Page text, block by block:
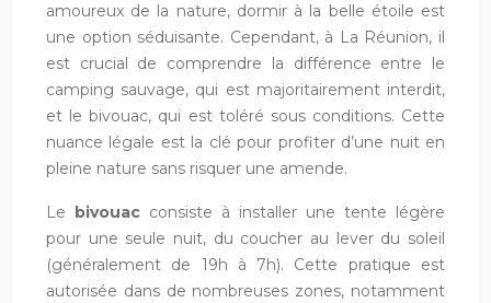
amoureux de la nature, dormir à la belle étoile est
une option séduisante. Cependant, à La Réunion, il
est crucial de comprendre la différence entre le
camping sauvage, qui est majoritairement interdit,
et le bivouac, qui est toléré sous conditions. Cette
nuance légale est la clé pour profiter d’une nuit en
pleine nature sans risquer une amende.
Le bivouac consiste à installer une tente légère
pour une seule nuit, du coucher au lever du soleil
(généralement de 19h à 7h). Cette pratique est
autorisée dans de nombreuses zones, notamment